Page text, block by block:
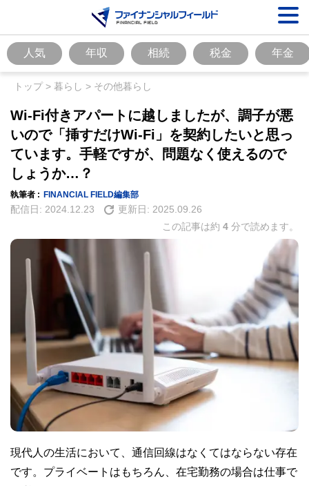
人気 年収 相続 税金 年金
トップ> 暮らし > その他暮らし
Wi-Fi付きアパートに越しましたが、調子が悪
いので「挿すだけWi-Fi」を契約したいと思っ
ています。手軽ですが、問題なく使えるので
しょうか…？
執筆者 : FINANCIAL FIELD編集部
配信日: 2024.12.23 更新日: 2025.09.26
この記事は約 4 分で読めます。
現代人の生活において、通信回線はなくてはならない存在
です。プライベートはもちろん、在宅勤務の場合は仕事で